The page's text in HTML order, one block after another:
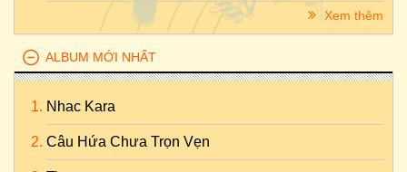
Xem thêm
ALBUM MỚI NHẤT
Nhac Kara
Câu Hứa Chưa Trọn Vẹn